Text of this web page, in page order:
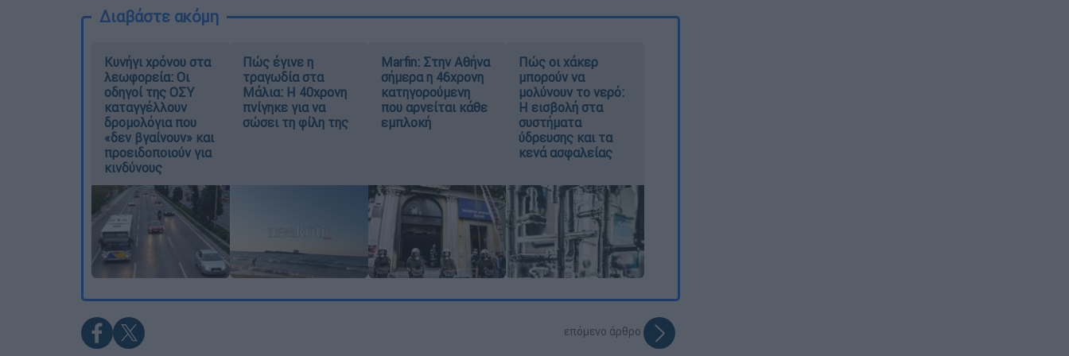
Διαβάστε ακόμη
Κυνήγι χρόνου στα
λεωφορεία: Οι
οδηγοί της ΟΣΥ
καταγγέλλουν
δρομολόγια που
«δεν βγαίνουν» και
προειδοποιούν για
κινδύνους
Πώς έγινε η
τραγωδία στα
Μάλια: Η 40χρονη
πνίγηκε για να
σώσει τη φίλη της
Marfin: Στην Αθήνα
σήμερα η 46χρονη
κατηγορούμενη
που αρνείται κάθε
εμπλοκή
Πώς οι χάκερ
μπορούν να
μολύνουν το νερό:
Η εισβολή στα
συστήματα
ύδρευσης και τα
κενά ασφαλείας
επόμενο άρθρο